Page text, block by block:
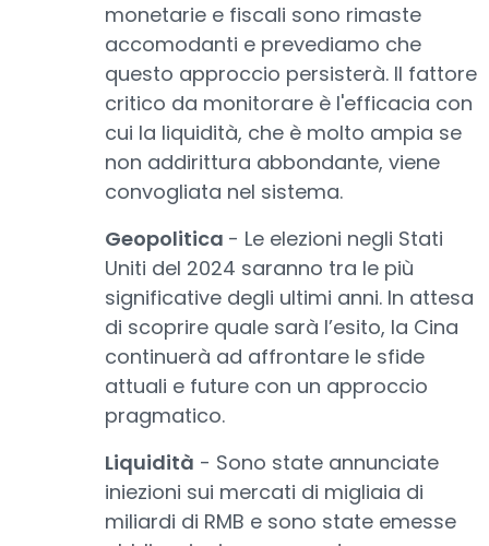
monetarie e fiscali sono rimaste
accomodanti e prevediamo che
questo approccio persisterà. Il fattore
critico da monitorare è l'efficacia con
cui la liquidità, che è molto ampia se
non addirittura abbondante, viene
convogliata nel sistema.
Geopolitica - Le elezioni negli Stati
Uniti del 2024 saranno tra le più
significative degli ultimi anni. In attesa
di scoprire quale sarà l’esito, la Cina
continuerà ad affrontare le sfide
attuali e future con un approccio
pragmatico.
Liquidità - Sono state annunciate
iniezioni sui mercati di migliaia di
miliardi di RMB e sono state emesse